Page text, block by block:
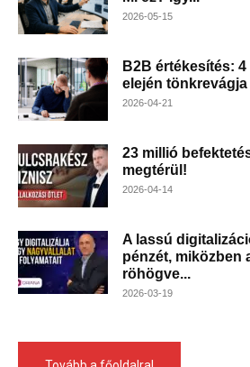
2026-05-15
B2B értékesítés:
elején tönkrevágja
2026-04-21
23 millió
megtérül!
2026-04-14
A lassú
pénzét, miközben
röhögve...
2026-03-19